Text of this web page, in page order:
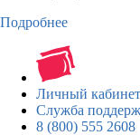
Подробнее
Личный кабинет
Служба
8 (800) 555 2608